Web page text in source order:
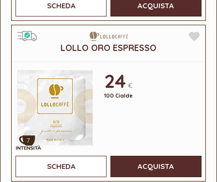
SCHEDA ACQUISTA
LOLLO ORO ESPRESSO
7
24 €
100 Cialde
SCHEDA ACQUISTA